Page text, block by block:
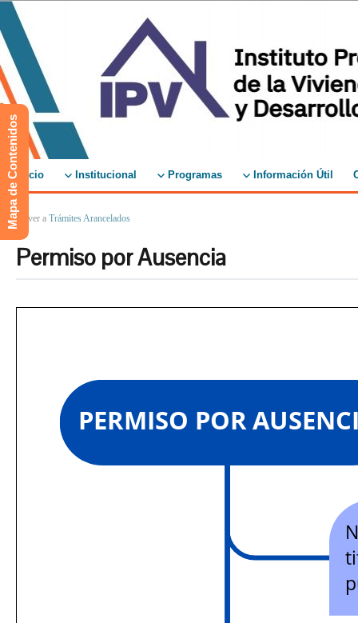
Inicio Institucional Programas Información Útil
↑ Volver a Trámites Arancelados
Permiso por Ausencia
Mapa de Contenidos